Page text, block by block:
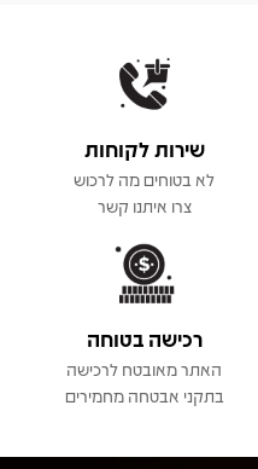
שירות לקוחות
לא בטוחים מה לרכוש
צרו איתנו קשר
רכישה בטוחה
האתר מאובטח לרכישה
בתקני אבטחה מחמירים